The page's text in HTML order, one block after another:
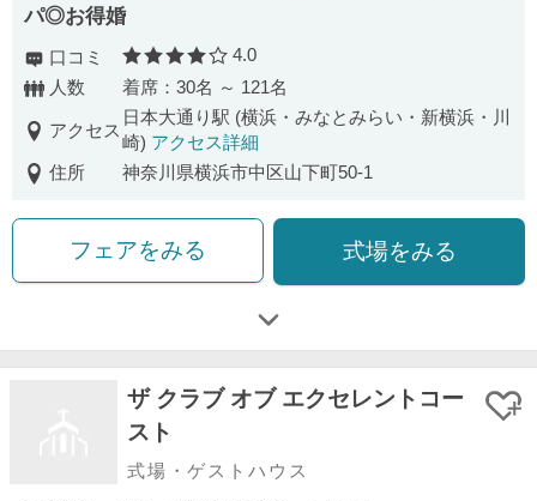
パ◎お得婚
口コミ 口コミ評価
4.0
人数
着席：30名 ～ 121名
アクセス
日本大通り駅 (横浜・みなとみらい・新横浜・川
崎) アクセス詳細
住所
神奈川県横浜市中区山下町50-1
フェアをみる 式場をみる
ザ クラブ オブ エクセレントコー
スト
式場・ゲストハウス